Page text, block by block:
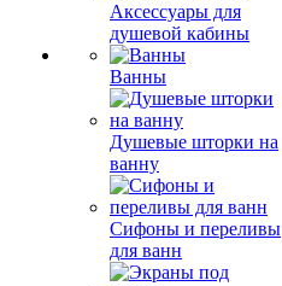
Аксессуары для
душевой кабины
Ванны
Душевые шторки на
ванну
Сифоны и переливы
для ванн